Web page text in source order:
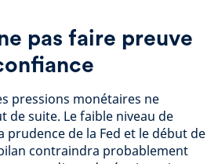
pas faire preuve
pressions monétaires ne
de suite. Le faible niveau de
prudence de la Fed et le début de
contraindra probablement